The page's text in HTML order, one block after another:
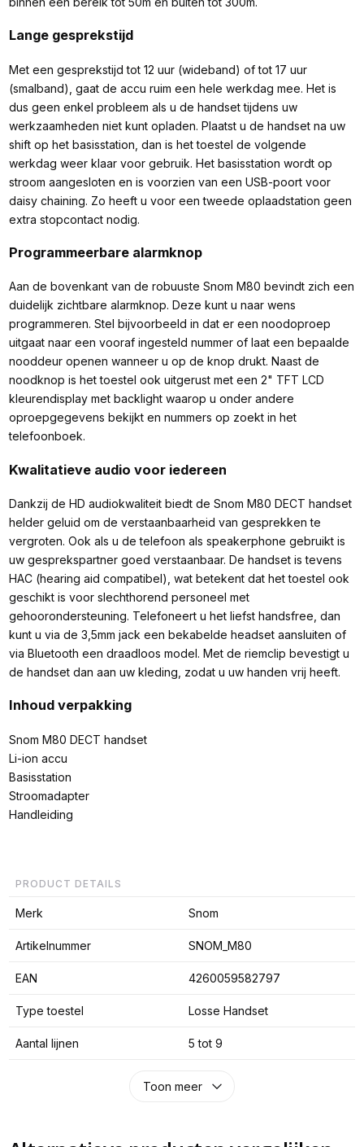
Lange gesprekstijd
Met een gesprekstijd tot 12 uur (wideband) of tot 17 uur
(smalband), gaat de accu ruim een hele werkdag mee. Het is
dus geen enkel probleem als u de handset tijdens uw
werkzaamheden niet kunt opladen. Plaatst u de handset na uw
shift op het basisstation, dan is het toestel de volgende
werkdag weer klaar voor gebruik. Het basisstation wordt op
stroom aangesloten en is voorzien van een USB-poort voor
daisy chaining. Zo heeft u voor een tweede oplaadstation geen
extra stopcontact nodig.
Programmeerbare alarmknop
Aan de bovenkant van de robuuste Snom M80 bevindt zich een
duidelijk zichtbare alarmknop. Deze kunt u naar wens
programmeren. Stel bijvoorbeeld in dat er een noodoproep
uitgaat naar een vooraf ingesteld nummer of laat een bepaalde
nooddeur openen wanneer u op de knop drukt. Naast de
noodknop is het toestel ook uitgerust met een 2" TFT LCD
kleurendisplay met backlight waarop u onder andere
oproepgegevens bekijkt en nummers op zoekt in het
telefoonboek.
Kwalitatieve audio voor iedereen
Dankzij de HD audiokwaliteit biedt de Snom M80 DECT handset
helder geluid om de verstaanbaarheid van gesprekken te
vergroten. Ook als u de telefoon als speakerphone gebruikt is
uw gesprekspartner goed verstaanbaar. De handset is tevens
HAC (hearing aid compatibel), wat betekent dat het toestel ook
geschikt is voor slechthorend personeel met
gehoorondersteuning. Telefoneert u het liefst handsfree, dan
kunt u via de 3,5mm jack een bekabelde headset aansluiten of
via Bluetooth een draadloos model. Met de riemclip bevestigt u
de handset dan aan uw kleding, zodat u uw handen vrij heeft.
Inhoud verpakking
Snom M80 DECT handset
Li-ion accu
Basisstation
Stroomadapter
Handleiding
PRODUCT DETAILS
Merk Snom
Artikelnummer SNOM_M80
EAN 4260059582797
Type toestel Losse Handset
Aantal lijnen 5 tot 9
Toon meer